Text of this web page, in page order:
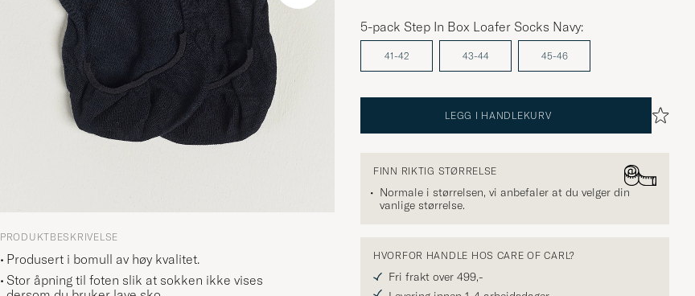
UTFORSK LIGNENDE PRODUKTER
5-pack Step In Box Loafer Socks Navy:
41-42 43-44 45-46
LEGG I HANDLEKURV
FINN RIKTIG STØRRELSE
Normale i størrelsen, vi anbefaler at du velger din
vanlige størrelse.
HVORFOR HANDLE HOS CARE OF CARL?
Fri frakt over 499,-
PRODUKTBESKRIVELSE
Produsert i bomull av høy kvalitet.
Stor åpning til foten slik at sokken ikke vises